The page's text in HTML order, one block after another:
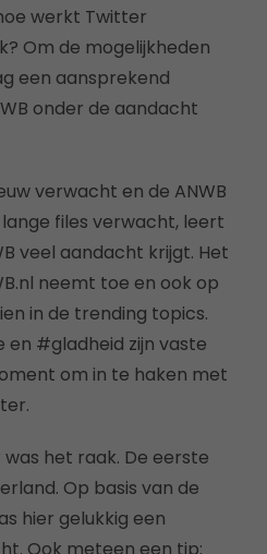
werkt Twitter
Om de mogelijkheden
een aansprekend
onder de aandacht
verwacht en de ANWB
files verwacht, leert
veel aandacht krijgt. Het
neemt toe en ook op
in de trending topics.
#gladheid zijn vaste
om in te haken met
het raak. De eerste
Op basis van de
hier gelukkig een
Ook meteen een tip: